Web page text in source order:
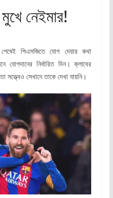
নেইমার!
পিএসজিতে যোগ দেয়ার কথা
যোগদানের নির্ধারিত দিন। ক্লাবের
সত্ত্বেও সেখানে তাকে দেখা যায়নি।